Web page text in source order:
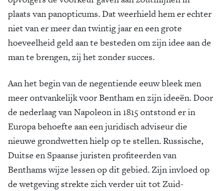
plaats van panopticums. Dat weerhield hem er echter
niet van er meer dan twintig jaar en een grote
hoeveelheid geld aan te besteden om zijn idee aan de
man te brengen, zij het zonder succes.
Aan het begin van de negentiende eeuw bleek men
meer ontvankelijk voor Bentham en zijn ideeën. Door
de nederlaag van Napoleon in 1815 ontstond er in
Europa behoefte aan een juridisch adviseur die
nieuwe grondwetten hielp op te stellen. Russische,
Duitse en Spaanse juristen profiteerden van
Benthams wijze lessen op dit gebied. Zijn invloed op
de wetgeving strekte zich verder uit tot Zuid-